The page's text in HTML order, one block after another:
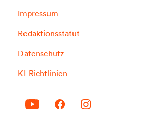
Impressum
Redaktionsstatut
Datenschutz
KI-Richtlinien